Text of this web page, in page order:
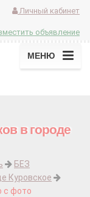
Личный кабинет
объявление
МЕНЮ
в городе
БЕЗ
Куровское
с фото